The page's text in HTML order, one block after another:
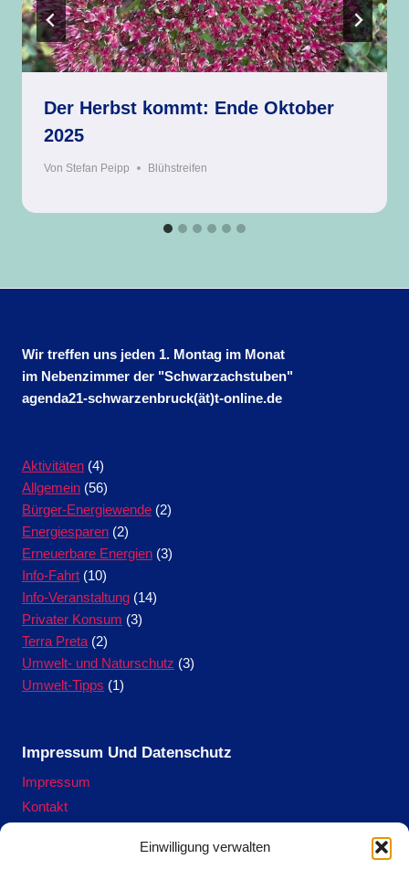
Einwilligung verwalten
Der Herbst kommt: Ende Oktober
2025
Von Stefan Peipp Blühstreifen
Wir treffen uns jeden 1. Montag im Monat
im Nebenzimmer der "Schwarzachstuben"
agenda21-schwarzenbruck(ät)t-online.de
Aktivitäten (4)
Allgemein (56)
Bürger-Energiewende (2)
Energiesparen (2)
Erneuerbare Energien (3)
Info-Fahrt (10)
Info-Veranstaltung (14)
Privater Konsum (3)
Terra Preta (2)
Umwelt- und Naturschutz (3)
Umwelt-Tipps (1)
Impressum Und Datenschutz
Impressum
Kontakt
Cookie-Richtlinie (EU)